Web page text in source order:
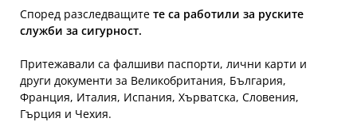
Според разследващите те са работили за руските
служби за сигурност.
Притежавали са фалшиви паспорти, лични карти и
други документи за Великобритания, България,
Франция, Италия, Испания, Хърватска, Словения,
Гърция и Чехия.